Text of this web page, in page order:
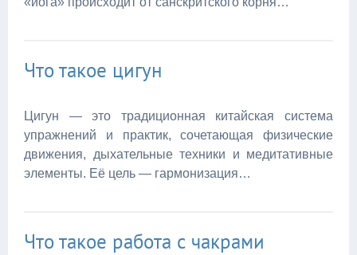
Что такое цигун
Цигун — это традиционная китайская система
упражнений и практик, сочетающая физические
движения, дыхательные техники и медитативные
элементы. Её цель — гармонизация…
Что такое работа с чакрами